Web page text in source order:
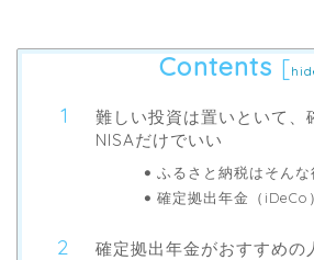
Contents [
難しい投資は置いといて、
NISAだけでいい
ふるさと納税はそんな
確定拠出年金（iDeCo
確定拠出年金がおすすめの